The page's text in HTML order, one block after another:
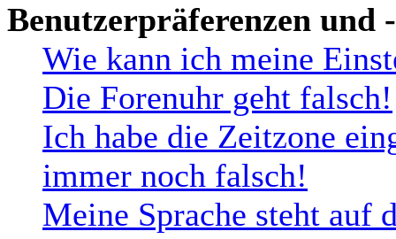
Benutzerpräferenzen und
Wie kann ich meine
Die Forenuhr geht falsch!
Ich habe die Zeitzone
immer noch falsch!
Meine Sprache steht auf